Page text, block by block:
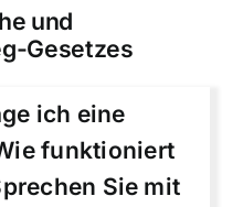
und
Gesetzes
ich eine
funktioniert
Sie mit